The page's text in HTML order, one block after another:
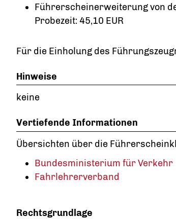
Führerscheinerweiterung von
Probezeit: 45,10 EUR
Für die Einholung des
Hinweise
keine
Vertiefende Informationen
Übersichten über die
Bundesministerium für Verkehr
Fahrlehrerverband
Rechtsgrundlage